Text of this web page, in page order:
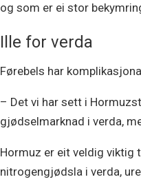
og som er ei stor
Ille for verda
Førebels har
– Det vi har sett i
gjødselmarknad i verda,
Hormuz er eit veldig viktig
nitrogengjødsla i verda,